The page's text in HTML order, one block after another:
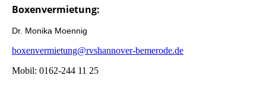
Boxenvermietung:
Dr. Monika Moennig
boxenvermietung@rvshannover-bemerode.de
Mobil: 0162-244 11 25